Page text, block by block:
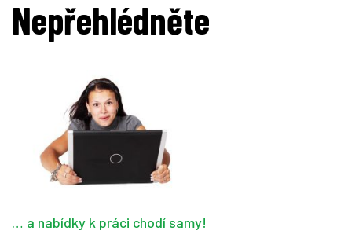
Nepřehlédněte
… a nabídky k práci chodí samy!